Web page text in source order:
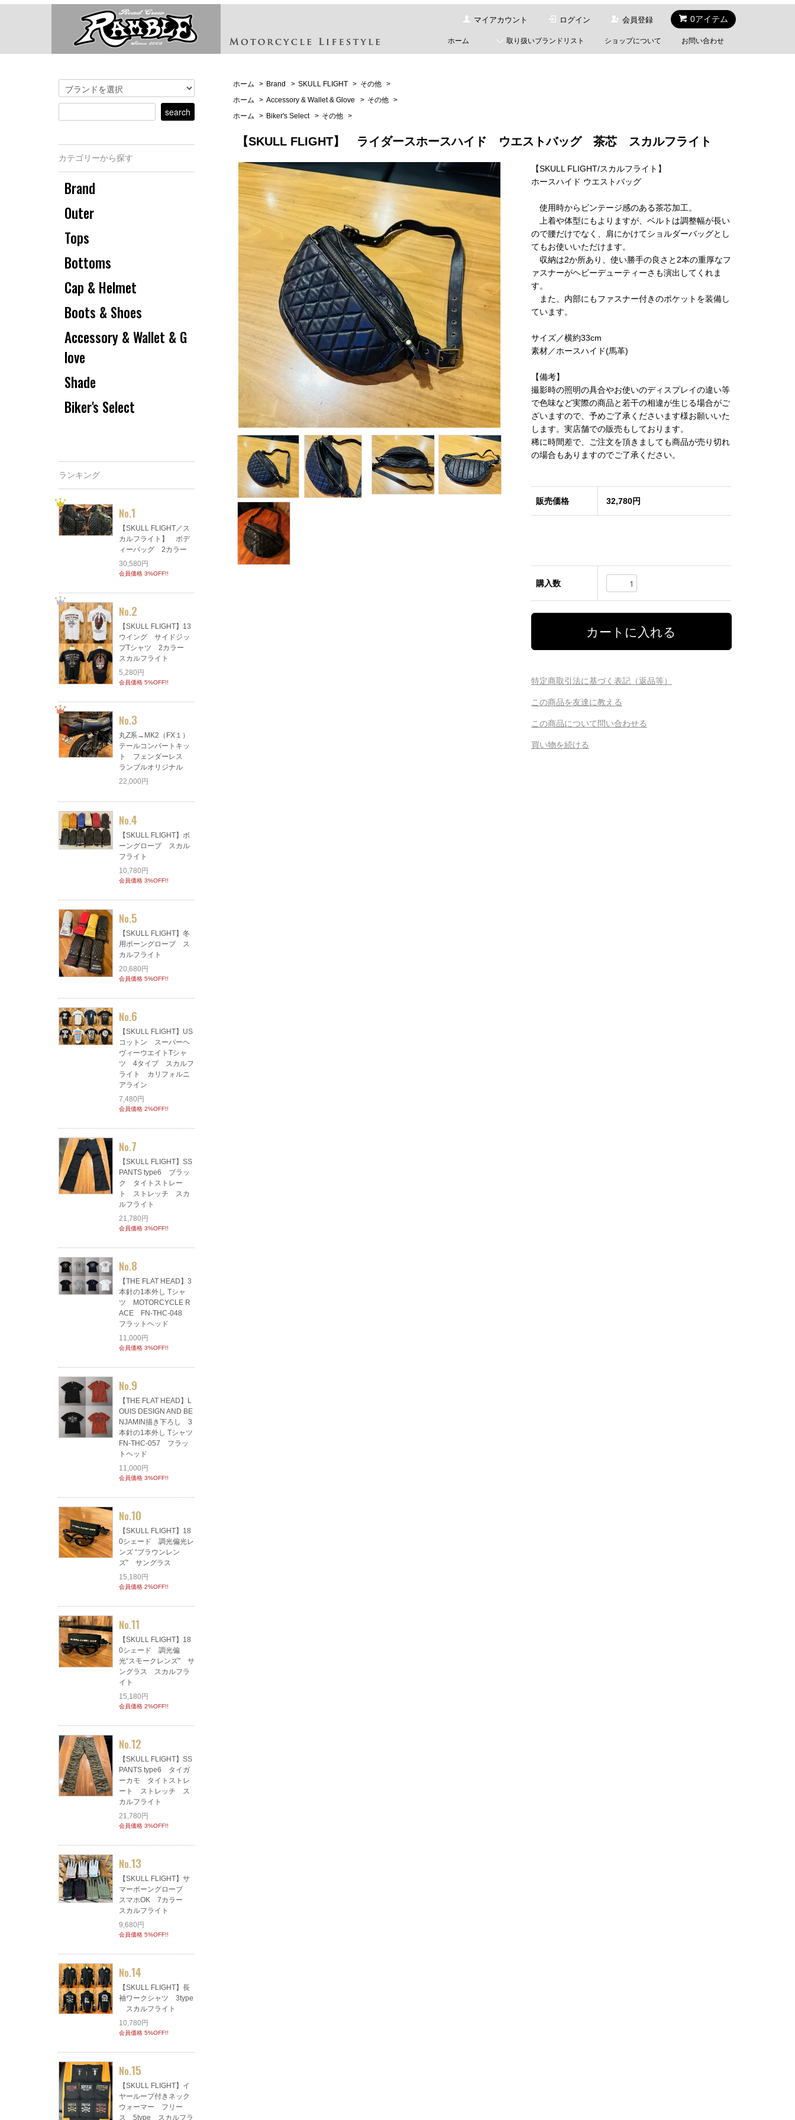
0アイテム
マイアカウント ログイン 会員登録
ホーム 取り扱いブランドリスト ショップについて お問い合わせ
ホーム > Brand > SKULL FLIGHT > その他 >
ホーム
> Accessory & Wallet & Glove > その他 >
ホーム
> Biker's Select > その他 >
【SKULL FLIGHT】 ライダースホースハイド ウエストバッグ 茶芯 スカルフライト
【SKULL FLIGHT/スカルフライト】
ホースハイド ウエストバッグ
使用時からビンテージ感のある茶芯加工。
上着や体型にもよりますが、ベルトは調整幅が長い
ので腰だけでなく、肩にかけてショルダーバッグとし
てもお使いいただけます。
収納は2か所あり、使い勝手の良さと2本の重厚なフ
ァスナーがヘビーデューティーさも演出してくれま
す。
また、内部にもファスナー付きのポケットを装備し
ています。
サイズ／横約33cm
素材／ホースハイド(馬革)
【備考】
撮影時の照明の具合やお使いのディスプレイの違い等
で色味など実際の商品と若干の相違が生じる場合がご
ざいますので、予めご了承くださいます様お願いいた
します。実店舗での販売もしております。
稀に時間差で、ご注文を頂きましても商品が売り切れ
の場合もありますのでご了承ください。
販売価格 32,780円
購入数
特定商取引法に基づく表記（返品等）
この商品を友達に教える
この商品について問い合わせる
買い物を続ける
カテゴリーから探す
Brand
Outer
Tops
Bottoms
Cap & Helmet
Boots & Shoes
Accessory & Wallet & G
love
Shade
Biker's Select
ランキング
No.1
【SKULL FLIGHT／ス
カルフライト】 ボデ
ィーバッグ 2カラー
30,580円
会員価格 3%OFF!!
No.2
【SKULL FLIGHT】13
ウイング サイドジッ
プTシャツ 2カラー
スカルフライト
5,280円
会員価格 5%OFF!!
No.3
丸Z系→MK2（FX１）
テールコンバートキッ
ト フェンダーレス
ランブルオリジナル
22,000円
No.4
【SKULL FLIGHT】ボ
ーングローブ スカル
フライト
10,780円
会員価格 3%OFF!!
No.5
【SKULL FLIGHT】冬
用ボーングローブ ス
カルフライト
20,680円
会員価格 5%OFF!!
No.6
【SKULL FLIGHT】US
コットン スーパーヘ
ヴィーウエイトTシャ
ツ 4タイプ スカルフ
ライト カリフォルニ
アライン
7,480円
会員価格 2%OFF!!
No.7
【SKULL FLIGHT】SS
PANTS type6 ブラッ
ク タイトストレー
ト ストレッチ スカ
ルフライト
21,780円
会員価格 3%OFF!!
No.8
【THE FLAT HEAD】3
本針の1本外し Tシャ
ツ MOTORCYCLE R
ACE FN-THC-048
フラットヘッド
11,000円
会員価格 3%OFF!!
No.9
【THE FLAT HEAD】L
OUIS DESIGN AND BE
NJAMIN描き下ろし 3
本針の1本外し Tシャツ
FN-THC-057 フラッ
トヘッド
11,000円
会員価格 3%OFF!!
No.10
【SKULL FLIGHT】18
0シェード 調光偏光レ
ンズ “ブラウンレン
ズ” サングラス
15,180円
会員価格 2%OFF!!
No.11
【SKULL FLIGHT】18
0シェード 調光偏
光“スモークレンズ” サ
ングラス スカルフラ
イト
15,180円
会員価格 2%OFF!!
No.12
【SKULL FLIGHT】SS
PANTS type6 タイガ
ーカモ タイトストレ
ート ストレッチ ス
カルフライト
21,780円
会員価格 3%OFF!!
No.13
【SKULL FLIGHT】サ
マーボーングローブ
スマホOK 7カラー
スカルフライト
9,680円
会員価格 5%OFF!!
No.14
【SKULL FLIGHT】長
袖ワークシャツ 3type
スカルフライト
10,780円
会員価格 5%OFF!!
No.15
【SKULL FLIGHT】イ
ヤーループ付きネック
ウォーマー フリー
ス 5type スカルフラ